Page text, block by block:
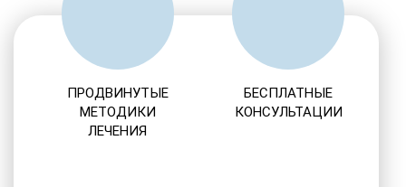
ПРОДВИНУТЫЕ
МЕТОДИКИ
ЛЕЧЕНИЯ
БЕСПЛАТНЫЕ
КОНСУЛЬТАЦИИ